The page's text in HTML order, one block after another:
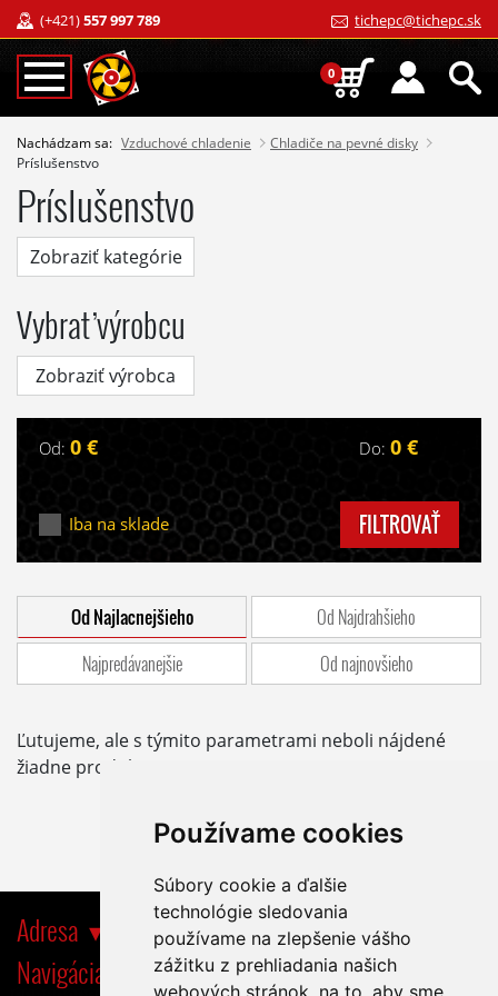
Používame cookies
Súbory cookie a ďalšie
technológie sledovania
používame na zlepšenie vášho
zážitku z prehliadania našich
webových stránok, na to, aby sme
(+421)557 997 789 tichepc@tichepc.sk
0
Nachádzam sa: Vzduchové chladenie
Chladiče na pevné disky
Príslušenstvo
Príslušenstvo
Zobraziť kategórie
Vybrať výrobcu
Zobraziť výrobca
Od: 0 € Do: 0 €
Iba na sklade FILTROVAŤ
Od Najlacnejšieho
Od Najdrahšieho
Najpredávanejšie
Od najnovšieho
Ľutujeme, ale s týmito parametrami neboli nájdené
žiadne produkty.
Adresa
Navigácia